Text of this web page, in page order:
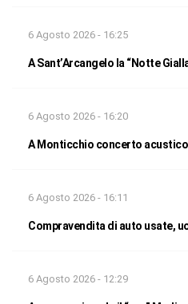
6 Agosto 2026 - 16:25
A Sant’Arcangelo la “Notte
6 Agosto 2026 - 16:20
A Monticchio concerto
6 Agosto 2026 - 16:11
Compravendita di auto usate,
6 Agosto 2026 - 12:29